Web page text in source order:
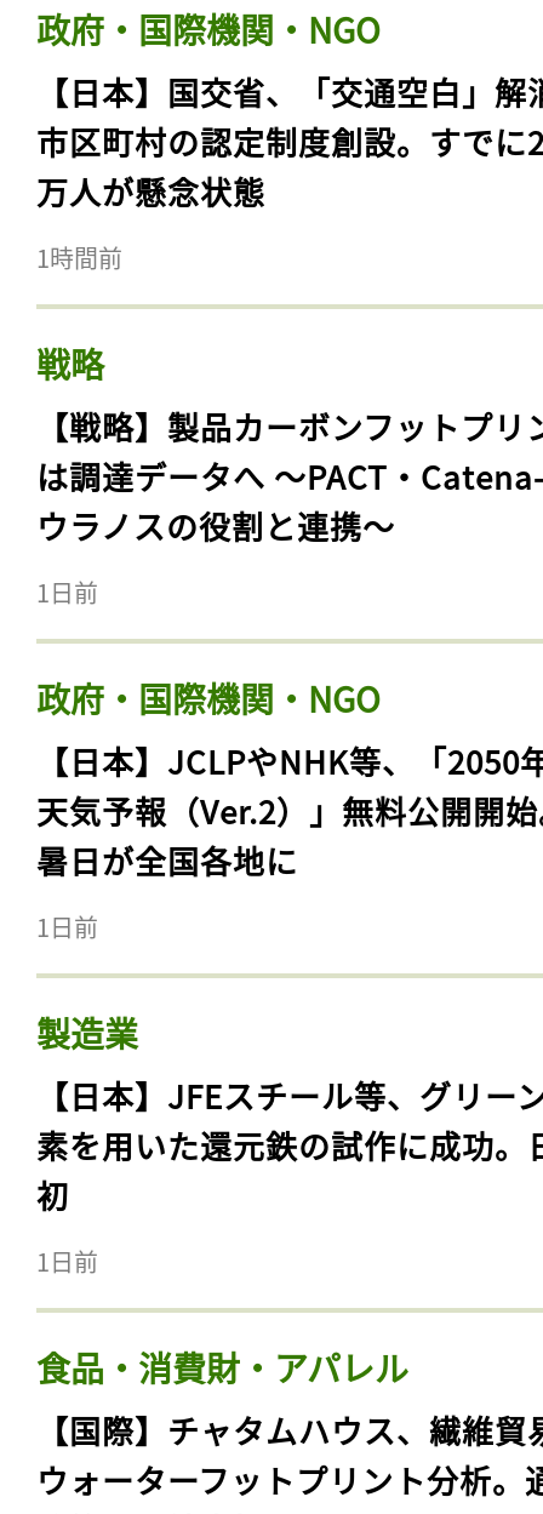
政府・国際機関・NGO
【日本】国交省、「交通空白」解
市区町村の認定制度創設。すでに
万人が懸念状態
1時間前
戦略
【戦略】製品カーボンフットプリ
は調達データへ 〜PACT・
ウラノスの役割と連携〜
1日前
政府・国際機関・NGO
【日本】JCLPやNHK等、「2050
天気予報（Ver.2）」無料公開開
暑日が全国各地に
1日前
製造業
【日本】JFEスチール等、グリー
素を用いた還元鉄の試作に成功。
初
1日前
食品・消費財・アパレル
【国際】チャタムハウス、繊維貿
ウォーターフットプリント分析。